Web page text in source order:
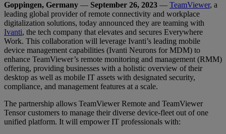
Goppingen, Germany — September 26, 2023 — TeamViewer, a
leading global provider of remote connectivity and workplace
digitalization solutions, today announced they are teaming with
Ivanti, the tech company that elevates and secures Everywhere
Work. This collaboration will leverage Ivanti’s leading mobile
device management capabilities (Ivanti Neurons for MDM) to
enhance TeamViewer’s remote monitoring and management (RMM)
offering, providing businesses with a holistic overview of their
desktop as well as mobile IT assets with designated security,
compliance, and management features at a scale.
The partnership allows TeamViewer Remote and TeamViewer
Tensor customers to manage their diverse device-fleet out of one
unified platform. It will empower IT professionals with: